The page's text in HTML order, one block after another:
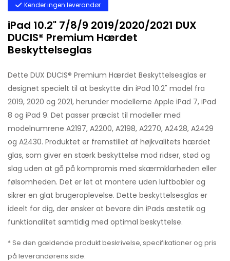
Kender ingen leverandør
iPad 10.2" 7/8/9 2019/2020/2021 DUX
DUCIS® Premium Hærdet
Beskyttelseglas
Dette DUX DUCIS® Premium Hærdet Beskyttelsesglas er
designet specielt til at beskytte din iPad 10.2" model fra
2019, 2020 og 2021, herunder modellerne Apple iPad 7, iPad
8 og iPad 9. Det passer præcist til modeller med
modelnumrene A2197, A2200, A2198, A2270, A2428, A2429
og A2430. Produktet er fremstillet af højkvalitets hærdet
glas, som giver en stærk beskyttelse mod ridser, stød og
slag uden at gå på kompromis med skærmklarheden eller
følsomheden. Det er let at montere uden luftbobler og
sikrer en glat brugeroplevelse. Dette beskyttelsesglas er
ideelt for dig, der ønsker at bevare din iPads æstetik og
funktionalitet samtidig med optimal beskyttelse.
* Se den gældende produkt beskrivelse, specifikationer og pris
på leverandørens side.